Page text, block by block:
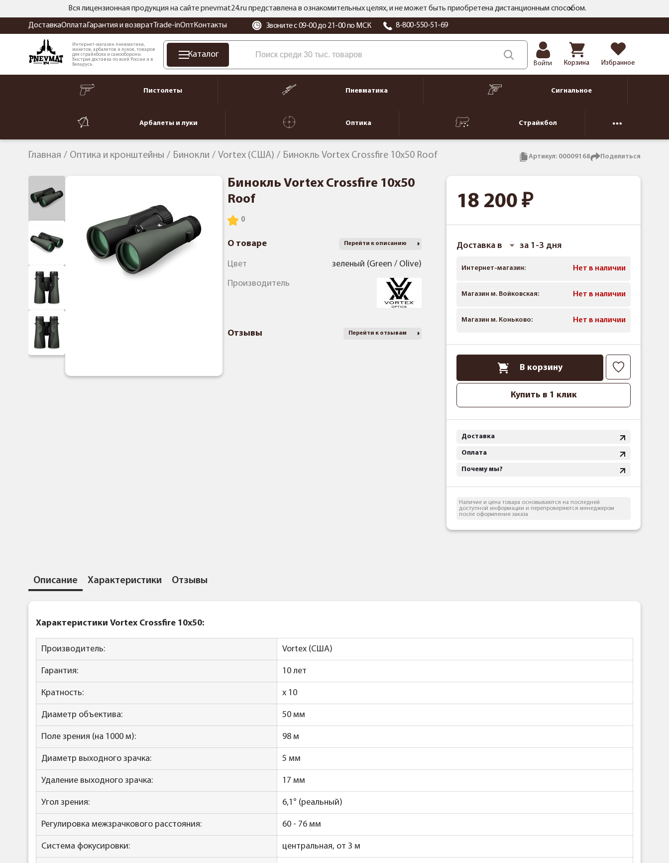
Вся лицензионная продукция на сайте pnevmat24.ru представлена в ознакомительных целях, и не может быть приобретена дистанционным способом.
ДоставкаОплата Гарантия и возврат Trade-inОпт Контакты Звоните с 09-00 до 21-00 по МСК 8-800-550-51-69
Интернет-магазин пневматики,
макетов, арбалетов и луков, товаров
для страйкбола и самообороны.
Быстрая доставка по всей России и в
Беларусь.
Каталог
Войти Корзина Избранное
Пистолеты Пневматика Сигнальное
Арбалеты и луки Оптика Страйкбол
Главная Оптика и кронштейны Бинокли Vortex (США) Бинокль Vortex Crossfire 10x50 Roof Артикул: 00009168 Поделиться
Бинокль Vortex Crossfire 10x50
Roof
О товаре Перейти к описанию
Цвет зеленый (Green / Olive)
Производитель
Отзывы Перейти к отзывам
18 200
Доставка в за 1-3 дня
Интернет-магазин: Нет в наличии
Магазин м. Войковская: Нет в наличии
Магазин м. Коньково: Нет в наличии
В корзину
Купить в 1 клик
Доставка
Оплата
Почему мы?
Наличие и цена товара основываются на последней
доступной информации и перепроверяются менеджером
после оформления заказа
Описание Характеристики Отзывы
Характеристики Vortex Crossfire 10x50:
Производитель: Vortex (США)
Гарантия: 10 лет
Кратность: x 10
Диаметр объектива: 50 мм
Поле зрения (на 1000 м): 98 м
Диаметр выходного зрачка: 5 мм
Удаление выходного зрачка: 17 мм
Угол зрения: 6,1° (реальный)
Регулировка межзрачкового расстояния: 60 - 76 мм
Система фокусировки: центральная, от 3 м